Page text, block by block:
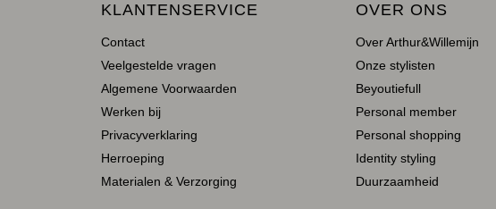
KLANTENSERVICE
Contact
Veelgestelde vragen
Algemene Voorwaarden
Werken bij
Privacyverklaring
Herroeping
Materialen & Verzorging
OVER ONS
Over Arthur&Willemijn
Onze stylisten
Beyoutiefull
Personal member
Personal shopping
Identity styling
Duurzaamheid